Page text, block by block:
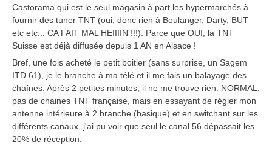
Castorama qui est le seul magasin à part les hypermarchés à
fournir des tuner TNT (oui, donc rien à Boulanger, Darty, BUT
etc etc... CA FAIT MAL HEIIIIN !!!). Parce que OUI, la TNT
Suisse est déjà diffusée depuis 1 AN en Alsace !
Bref, une fois acheté le petit boitier (sans surprise, un Sagem
ITD 61), je le branche à ma télé et il me fais un balayage des
chaînes. Après 2 petites minutes, il ne me trouve rien. NORMAL,
pas de chaines TNT française, mais en essayant de régler mon
antenne intérieure à 2 branche (basique) et en switchant sur les
différents canaux, j'ai pu voir que seul le canal 56 dépassait les
20% de réception.